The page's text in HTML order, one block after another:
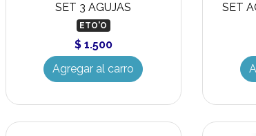
SET 3 AGUJAS
ETO'O
$ 1.500
Agregar al carro
SET